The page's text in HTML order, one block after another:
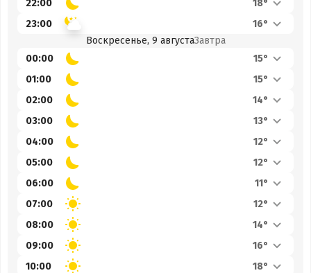
22:00
18°
23:00
16°
Воскресенье, 9 августаЗавтра
00:00
15°
01:00
15°
02:00
14°
03:00
13°
04:00
12°
05:00
12°
06:00
11°
07:00
12°
08:00
14°
09:00
16°
10:00
18°